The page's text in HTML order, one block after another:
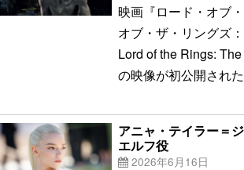
映画『ロード・オブ
オブ・ザ・リングズ
Lord of the Rings:
の映像が初公開された
アニャ・テイラー＝
エルフ役
2026年6月16日